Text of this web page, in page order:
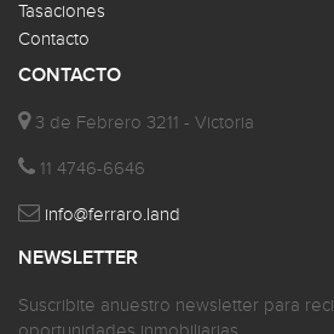
Tasaciones
Contacto
CONTACTO
3 de Febrero 3211 - Victoria
11 4746-6646
info@ferraro.land
NEWSLETTER
Suscribite anuestro newsletter para